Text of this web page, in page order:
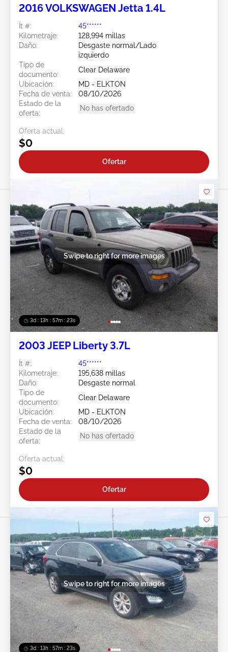
2016 VOLKSWAGEN Jetta 1.4L
Ít #:
45******
Kilometraje:
128,994 millas
Daño:
Desgaste normal/Lado
izquierdo
Tipo de
documento:
Clear Delaware
Ubicación:
MD - ELKTON
Fecha de venta:
08/10/2026
Estado de la
oferta:
No has ofertado
Oferta actual:
$0
Ofertar
3d : 13h : 57m : 21s
Swipe to right for more images
2003 JEEP Liberty 3.7L
Ít #:
45******
Kilometraje:
195,638 millas
Daño:
Desgaste normal
Tipo de
documento:
Clear Delaware
Ubicación:
MD - ELKTON
Fecha de venta:
08/10/2026
Estado de la
oferta:
No has ofertado
Oferta actual:
$0
Ofertar
3d : 13h : 57m : 21s
Swipe to right for more images